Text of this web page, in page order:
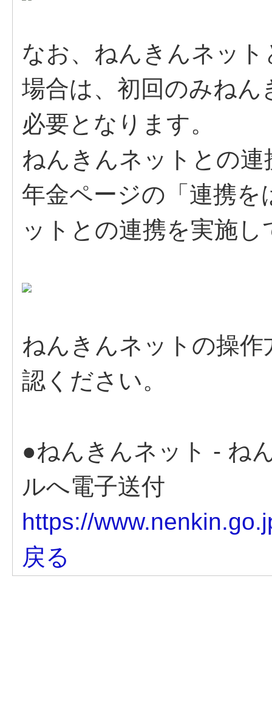
なお、ねんきんネッ
場合は、初回のみね
必要となります。
ねんきんネットとの
年金ページの「連携
ットとの連携を実施
ねんきんネットの操
認ください。
●ねんきんネット - ね
ルへ電子送付
https://
戻る